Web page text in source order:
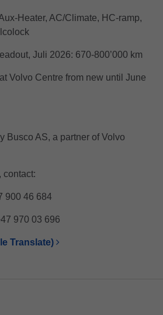
Heater, AC/Climate, HC-ramp,
Juli 2026: 670-800’000 km
Volvo Centre from new until June
Busco AS, a partner of Volvo
contact:
900 46 684
970 03 696
Translate)